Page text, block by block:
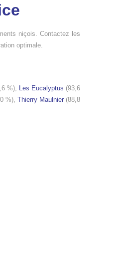
niçois. Contactez les
optimale.
%), Les Eucalyptus (93,6
%),Thierry Maulnier (88,8